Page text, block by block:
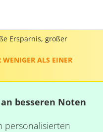
Ersparnis, großer
WENIGER ALS EINER
besseren Noten
personalisierten